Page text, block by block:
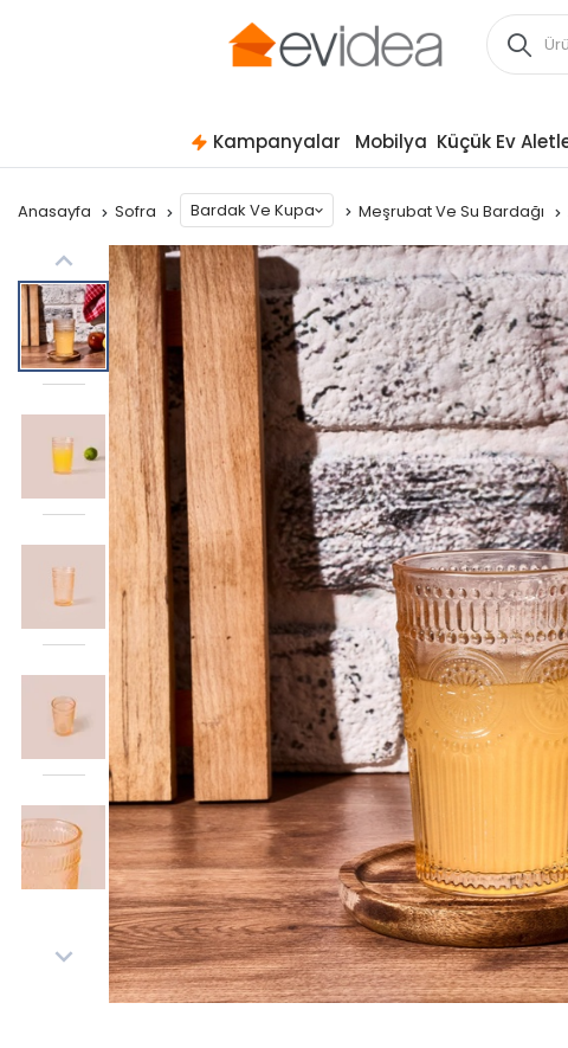
Kampanyalar Mobilya Küçük Ev
Anasayfa Sofra Bardak Ve Kupa Meşrubat Ve Su Bardağı